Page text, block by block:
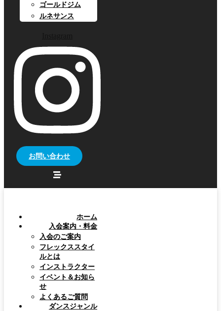
ゴールドジム
ルネサンス
お問い合わせ
ホーム
入会案内・料金
入会のご案内
フレックススタイ
ルとは
インストラクター
イベント＆お知ら
せ
よくあるご質問
ダンスジャンル